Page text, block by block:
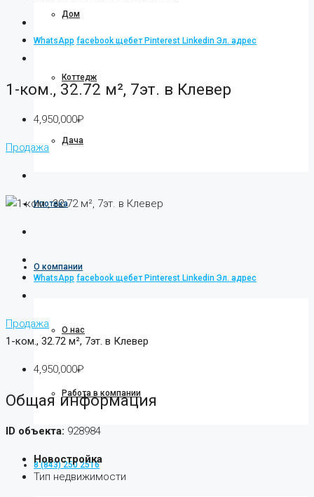
Дом
Коттедж
Дача
Ипотека
О компании
О нас
Работа в компании
8 (843) 250 2516
WhatsApp facebook щебет Pinterest Linkedin Эл. адрес
1-ком., 32.72 м², 7эт. в Клевер
4,950,000₽
Продажа
WhatsApp facebook щебет Pinterest Linkedin Эл. адрес
Продажа
1-ком., 32.72 м², 7эт. в Клевер
4,950,000₽
Общая информация
ID объекта: 928984
Новостройка
Тип недвижимости